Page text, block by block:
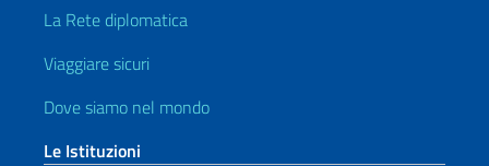
La Rete diplomatica
Viaggiare sicuri
Dove siamo nel mondo
Le Istituzioni